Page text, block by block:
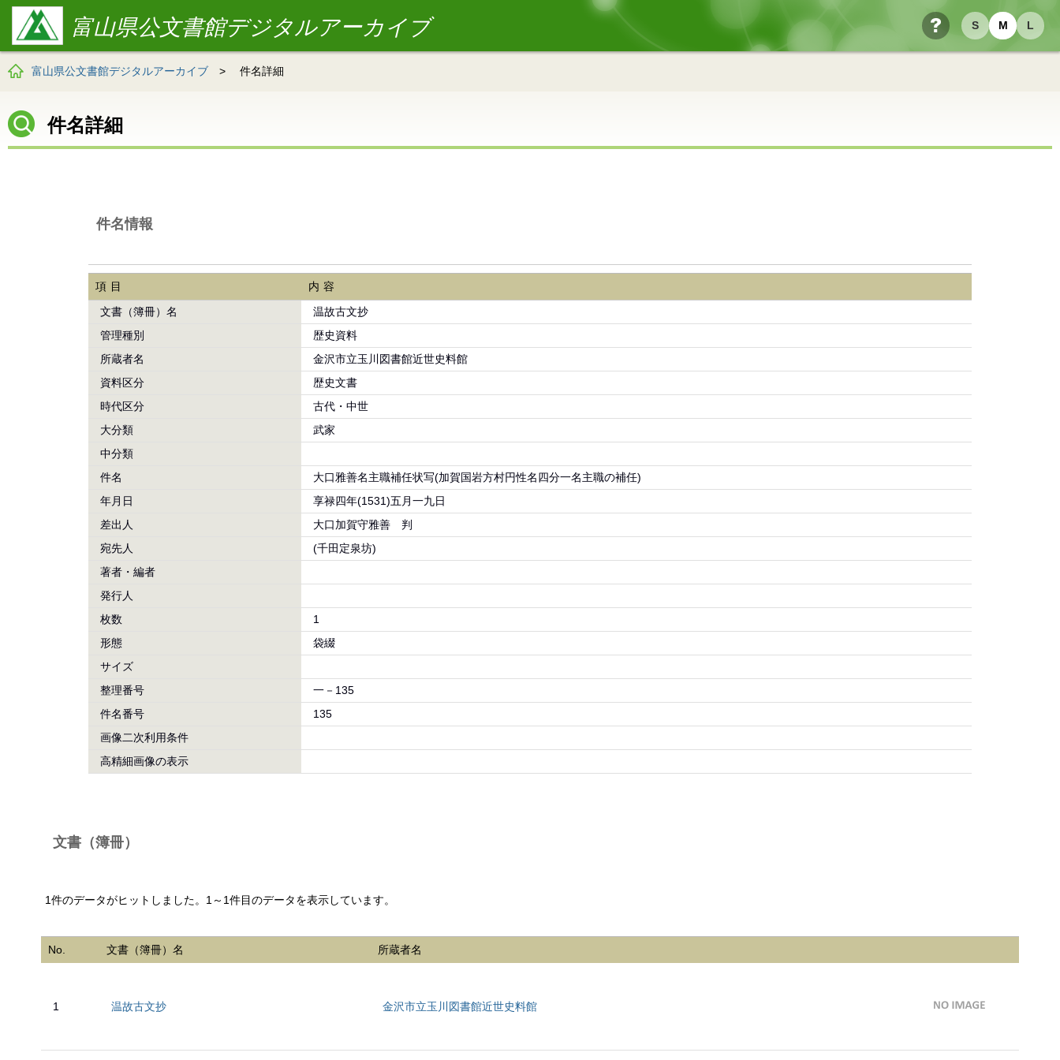
S M L
ヘルプ
富山県公文書館デジタルアーカイブ
富山県公文書館デジタルアーカイブ > 件名詳細
件名詳細
件名情報
項目
内容
文書（簿冊）名
温故古文抄
管理種別
歴史資料
所蔵者名
金沢市立玉川図書館近世史料館
資料区分
歴史文書
時代区分
古代・中世
大分類
武家
中分類
件名
大口雅善名主職補任状写(加賀国岩方村円性名四分一名主職の補任)
年月日
享禄四年(1531)五月一九日
差出人
大口加賀守雅善 判
宛先人
(千田定泉坊)
著者・編者
発行人
枚数
1
形態
袋綴
サイズ
整理番号
一－135
件名番号
135
画像二次利用条件
高精細画像の表示
文書（簿冊）
1件のデータがヒットしました。1～1件目のデータを表示しています。
No. 文書（簿冊）名 所蔵者名
1 温故古文抄 金沢市立玉川図書館近世史料館